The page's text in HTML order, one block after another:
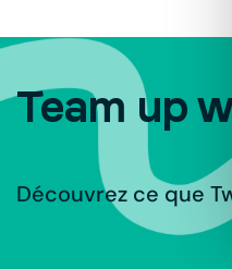
Team up
Découvrez ce que